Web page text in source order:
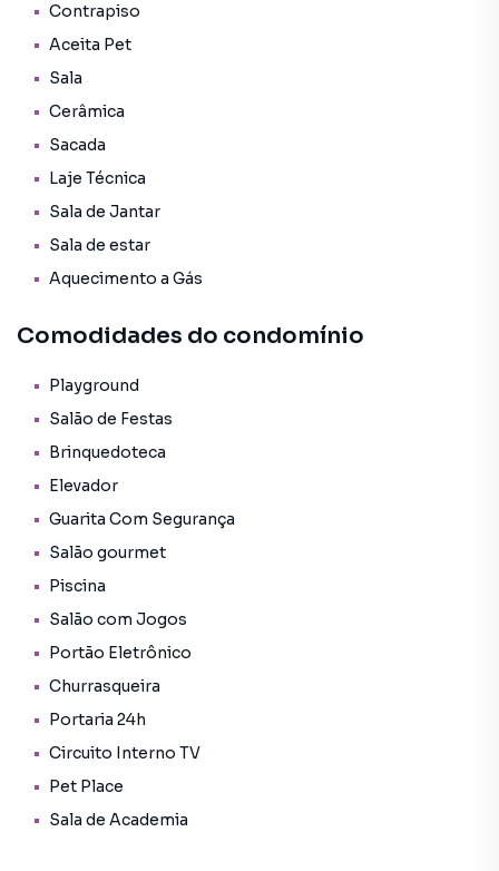
Agende sua visita e conheça todos os detalhes deste
Valor: R$ 941.279,87
Contrapiso
Aceita Pet
Sala
Cerâmica
Sacada
Laje Técnica
Sala de Jantar
Sala de estar
Aquecimento a Gás
Comodidades do condomínio
Playground
Salão de Festas
Brinquedoteca
Elevador
Guarita Com Segurança
Salão gourmet
Piscina
Salão com Jogos
Portão Eletrônico
Churrasqueira
Portaria 24h
Circuito Interno TV
Pet Place
Sala de Academia